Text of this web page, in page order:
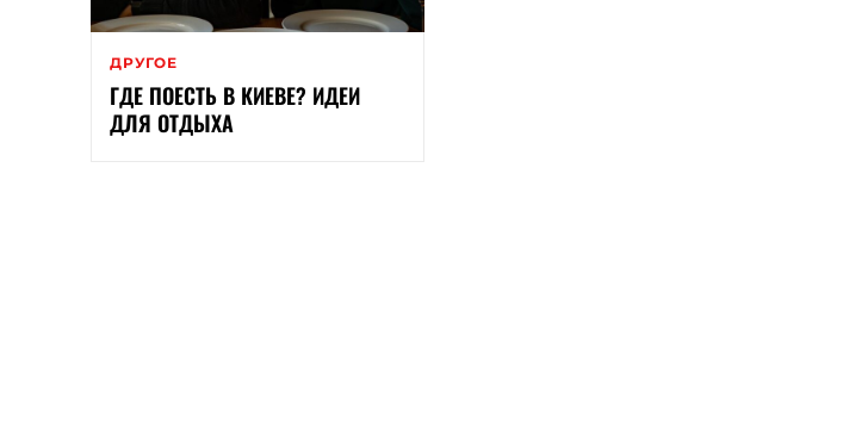
ДРУГОЕ
ГДЕ ПОЕСТЬ В КИЕВЕ? ИДЕИ
ДЛЯ ОТДЫХА